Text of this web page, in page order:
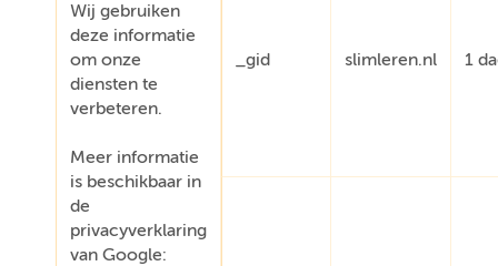
Wij gebruiken
deze informatie
om onze
diensten te
verbeteren.
Meer informatie
is beschikbaar in
de
privacyverklaring
van Google:
_gid slimleren.nl 1